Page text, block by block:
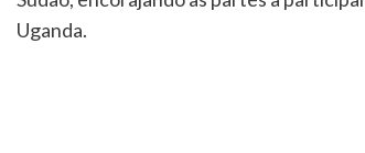
Uganda.